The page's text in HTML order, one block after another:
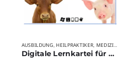
STUDIUM,TIERMEDIZINISCHE BERUFE,VERLAGE
MEDIZINISCHE AUSBILDUNGSBERUFE ,STUDIUM
AUSBILDUNG, HEILPRAKTIKER, MEDIZIN
Digitale Lernkartei für die tierische Muskellehre